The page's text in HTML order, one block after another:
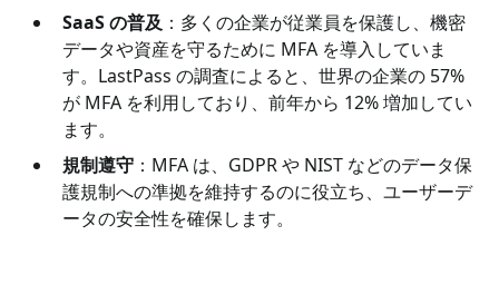
SaaS の普及 ：多くの企業が従業員を保護し、機密
データや資産を守るために MFA を導入していま
す。LastPass の調査によると、世界の企業の 57%
が MFA を利用しており、前年から 12% 増加してい
ます。
規制遵守 ：MFA は、GDPR や NIST などのデータ保
護規制への準拠を維持するのに役立ち、ユーザーデ
ータの安全性を確保します。